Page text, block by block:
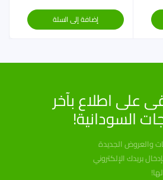
من
هناك
الأشكال
المنتج.
يمكن
اختيار
الخيارات
على
الأصلي
هو:
الحالي
إضافة إلى السلة
على اطلاع بآخر
السودانية!
والعروض الجديدة
بريدك الإلكتروني